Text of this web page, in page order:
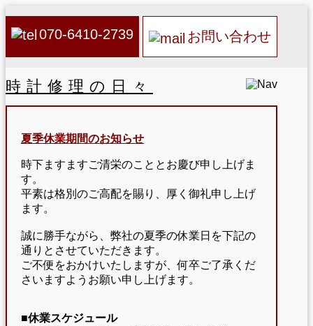
070-6410-2739 お問い合わせ
時計修理の日々
夏季休業期間のお知らせ
時下ますますご清栄のこととお慶び申し上げま
す。
平素は格別のご高配を賜り、厚く御礼申し上げ
ます。
誠に勝手ながら、弊社の夏季の休業日を下記の
通りとさせていただきます。
ご不便をおかけいたしますが、何卒ご了承くだ
さいますようお願い申し上げます。
■休業スケジュール